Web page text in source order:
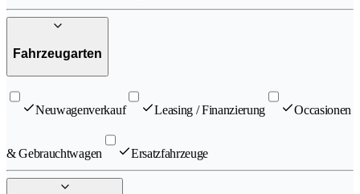
Fahrzeugarten
Neuwagenverkauf Leasing / Finanzierung Occasionen
& Gebrauchtwagen Ersatzfahrzeuge